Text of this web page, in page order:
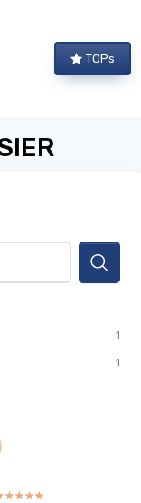
TOPs
1
1